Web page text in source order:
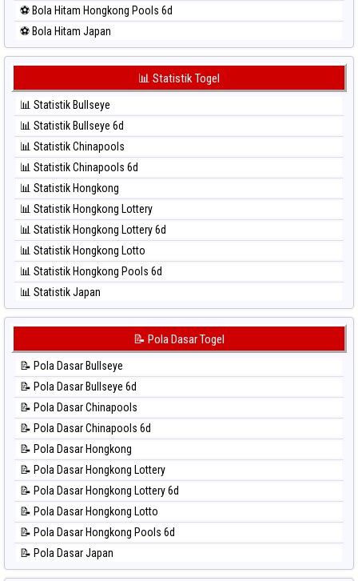
⚽ Bola Merah Sydney Lottery 6d
⚽ Bola Merah Sydney Lotto
⚽ Bola Merah Taiwan
⚽ Bola Hitam Hongkong Pools 6d
⚽ Bola Hitam Japan
⚽ Bola Hitam Japan 6d
⚽ Bola Hitam Kuda Lari
⚽ Bola Hitam Magnum Cambodia
⚽ Bola Hitam Nagoya
⚽ Bola Hitam North Carolina Day
⚽ Bola Hitam Pcso
⚽ Bola Hitam Sao Paulo
⚽ Bola Hitam Singapore
⚽ Bola Hitam Sydney
⚽ Bola Hitam Sydney Lottery
⚽ Bola Hitam Sydney Lottery 6d
⚽ Bola Hitam Sydney Lotto
⚽ Bola Hitam Taiwan
📊 Statistik Togel
📊 Statistik Bullseye
📊 Statistik Bullseye 6d
📊 Statistik Chinapools
📊 Statistik Chinapools 6d
📊 Statistik Hongkong
📊 Statistik Hongkong Lottery
📊 Statistik Hongkong Lottery 6d
📊 Statistik Hongkong Lotto
📊 Statistik Hongkong Pools 6d
📊 Statistik Japan
📊 Statistik Japan 6d
📊 Statistik Kuda Lari
📊 Statistik Magnum Cambodia
📊 Statistik Nagoya
📊 Statistik New York Midday
📊 Statistik North Carolina Day
📊 Statistik Pcso
📊 Statistik Pennsylvania Day
📊 Statistik Sao Paulo
📊 Statistik Singapore
📊 Statistik Sydney
📊 Statistik Sydney Lottery
📝 Pola Dasar Togel
📝 Pola Dasar Bullseye
📝 Pola Dasar Bullseye 6d
📝 Pola Dasar Chinapools
📝 Pola Dasar Chinapools 6d
📝 Pola Dasar Hongkong
📝 Pola Dasar Hongkong Lottery
📝 Pola Dasar Hongkong Lottery 6d
📝 Pola Dasar Hongkong Lotto
📝 Pola Dasar Hongkong Pools 6d
📝 Pola Dasar Japan
📝 Pola Dasar Japan 6d